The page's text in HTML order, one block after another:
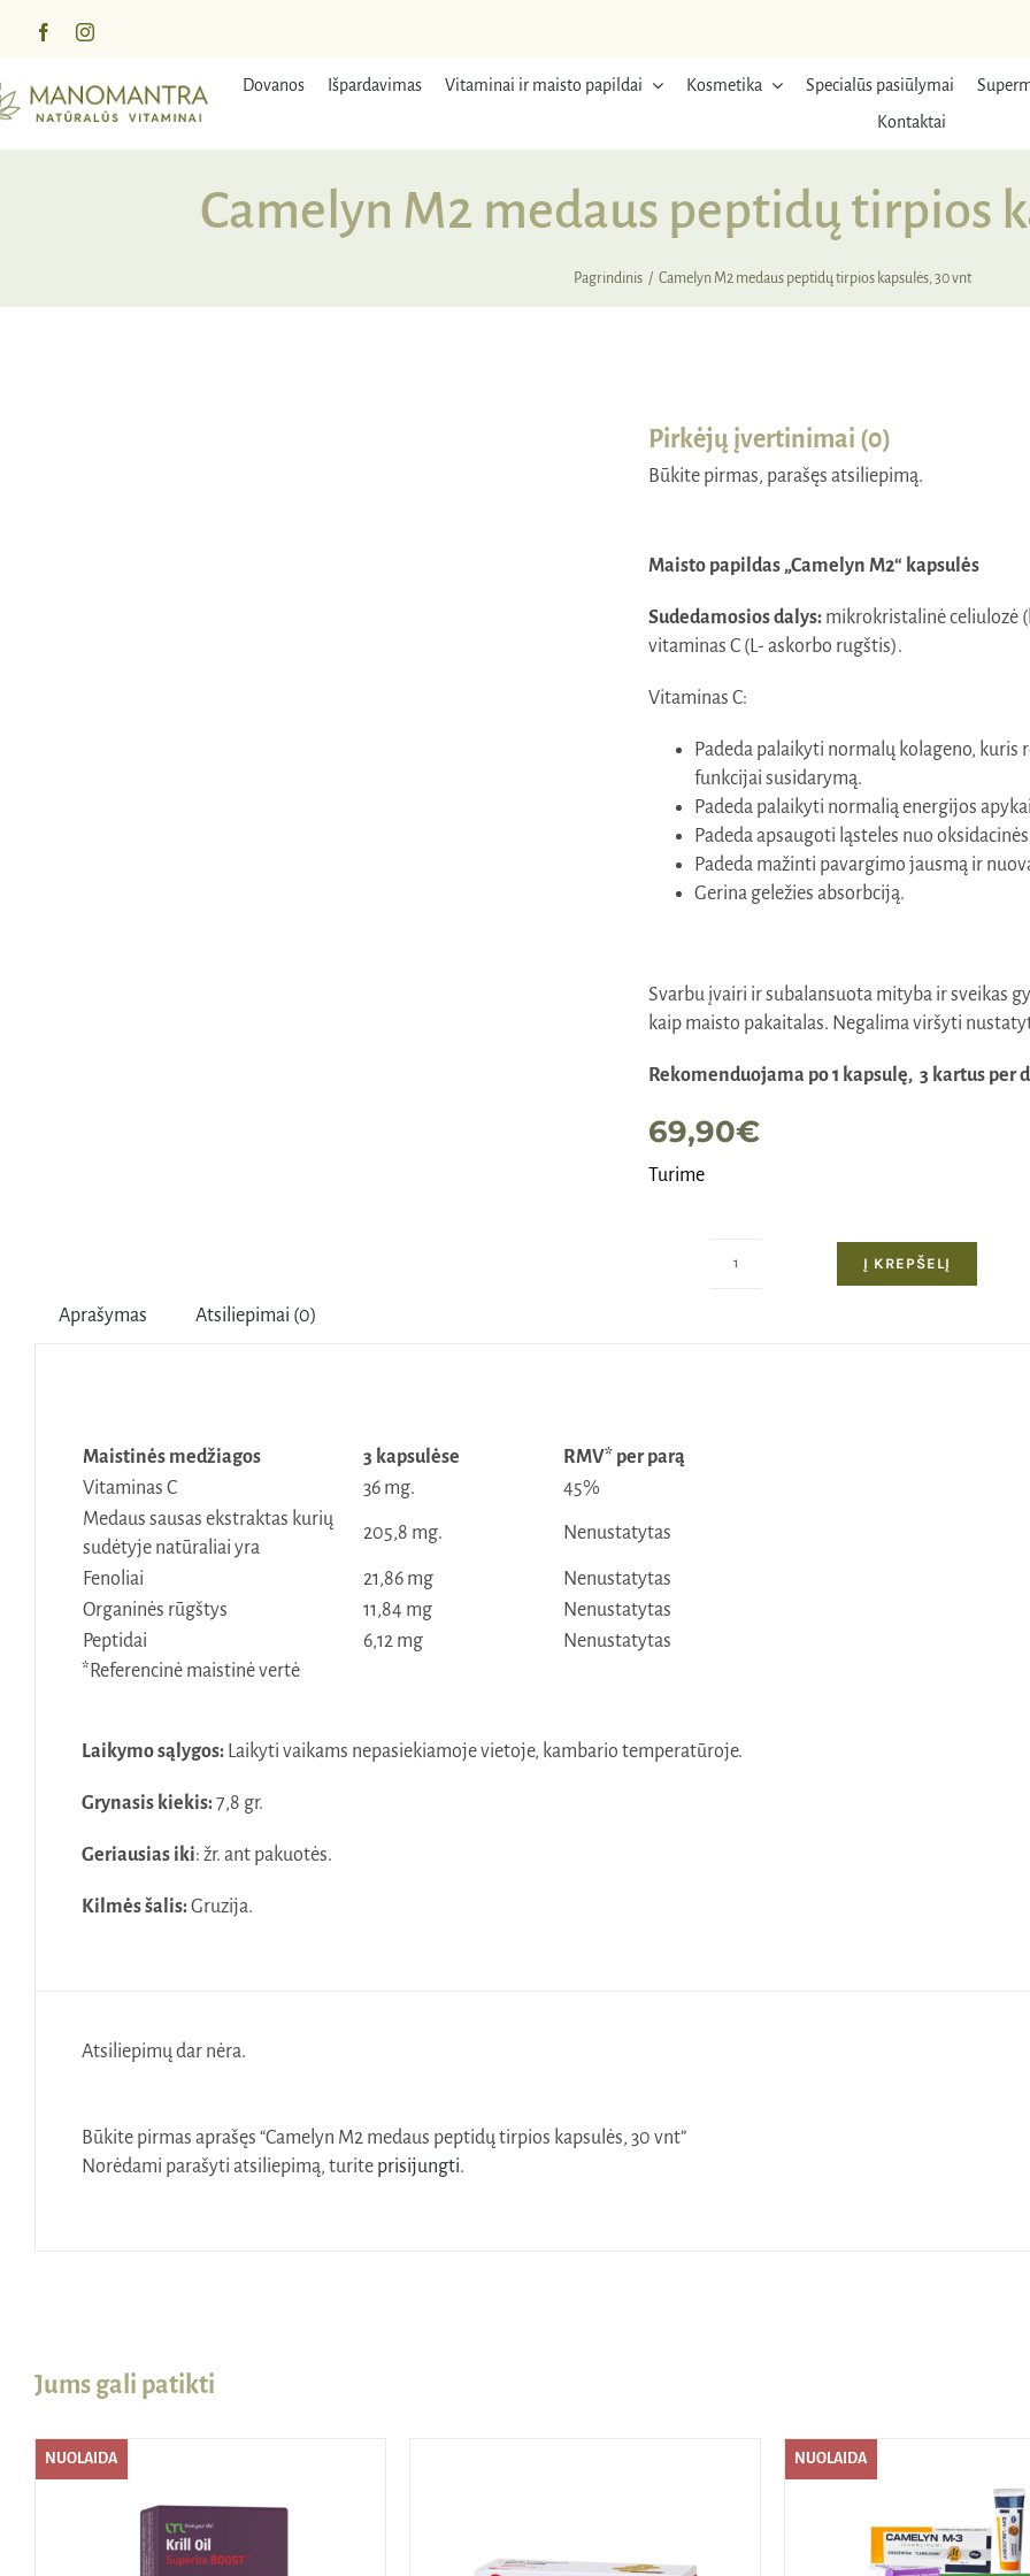
turinį
Dovanos Išpardavimas Vitaminai ir maisto papildai Kosmetika Specialūs pasiūlymai
Kontaktai
Camelyn M2 medaus peptidų tirpios
Pagrindinis Camelyn M2 medaus peptidų tirpios kapsulės, 30 vnt
Pirkėjų įvertinimai (0)
Būkite pirmas, parašęs atsiliepimą.
Maisto papildas „Camelyn M2“ kapsulės
Sudedamosios dalys: mikrokristalinė celiulozė
vitaminas C (L- askorbo rugštis).
Vitaminas C:
Padeda palaikyti normalų kolageno,
funkcijai susidarymą.
Padeda palaikyti normalią energijos
Padeda apsaugoti ląsteles nuo
Padeda mažinti pavargimo jausmą ir
Gerina geležies absorbciją.
Svarbu įvairi ir subalansuota mityba ir sveikas
kaip maisto pakaitalas. Negalima viršyti
Rekomenduojama po 1 kapsulę, 3 kartus per
69,90€
Turime
Į KREPŠELĮ
Aprašymas Atsiliepimai (0)
Maistinės medžiagos 3 kapsulėse
RMV* per parą
Vitaminas C
36 mg.
45%
Medaus sausas ekstraktas kurių
sudėtyje natūraliai yra
205,8 mg. Nenustatytas
Fenoliai 21,86 mg
Nenustatytas
Organinės rūgštys
11,84 mg
Nenustatytas
Peptidai
6,12 mg
Nenustatytas
*Referencinė maistinė vertė
Laikymo sąlygos:Laikyti vaikams nepasiekiamoje vietoje, kambario temperatūroje.
Grynasis kiekis:7,8 gr.
Geriausias iki: žr. ant pakuotės.
Kilmės šalis:Gruzija.
Atsiliepimų dar nėra.
Būkite pirmas aprašęs “Camelyn M2 medaus peptidų tirpios kapsulės, 30 vnt”
Norėdami parašyti atsiliepimą, turite prisijungti.
Jums gali patikti
NUOLAIDA NUOLAIDA